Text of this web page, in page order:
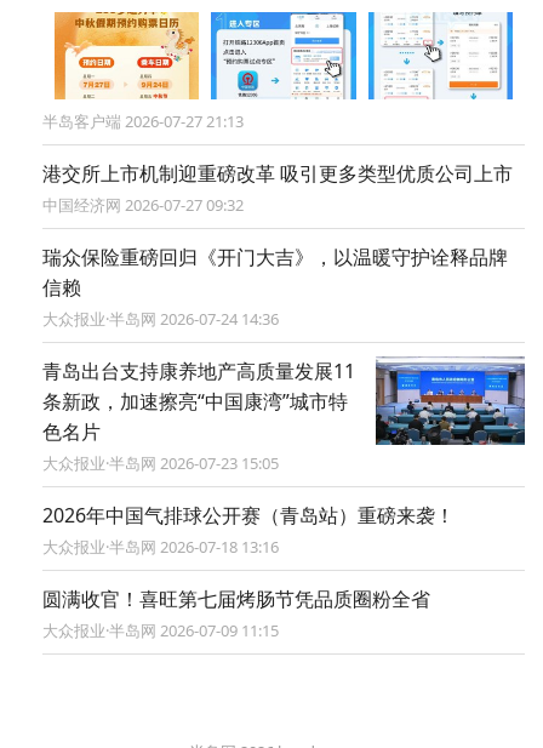
半岛客户端 2026-07-27 21:13
港交所上市机制迎重磅改革 吸引更多类型优质公司上市
中国经济网 2026-07-27 09:32
瑞众保险重磅回归《开门大吉》，以温暖守护诠释品牌
信赖
大众报业·半岛网 2026-07-24 14:36
青岛出台支持康养地产高质量发展11
条新政，加速擦亮“中国康湾”城市特
色名片
大众报业·半岛网 2026-07-23 15:05
2026年中国气排球公开赛（青岛站）重磅来袭！
大众报业·半岛网 2026-07-18 13:16
圆满收官！喜旺第七届烤肠节凭品质圈粉全省
大众报业·半岛网 2026-07-09 11:15